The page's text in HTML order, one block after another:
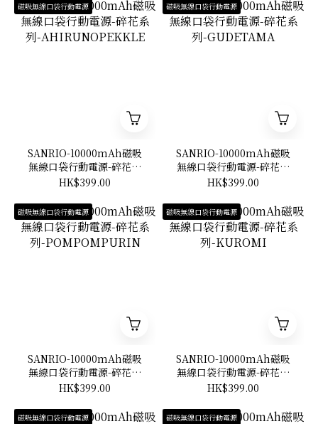
磁吸無線口袋行動電源
SANRIO-10000mAh磁吸
無線口袋行動電源-碎花系
列-AHIRUNOPEKKLE
HK$399.00
磁吸無線口袋行動電源
SANRIO-10000mAh磁吸
無線口袋行動電源-碎花系
列-GUDETAMA
HK$399.00
磁吸無線口袋行動電源
SANRIO-10000mAh磁吸
無線口袋行動電源-碎花系
列-POMPOMPURIN
HK$399.00
磁吸無線口袋行動電源
SANRIO-10000mAh磁吸
無線口袋行動電源-碎花系
列-KUROMI
HK$399.00
磁吸無線口袋行動電源 磁吸無線口袋行動電源